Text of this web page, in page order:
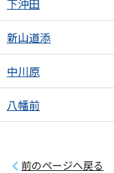
下沖田
新山道添
中川原
八幡前
前のページへ戻る